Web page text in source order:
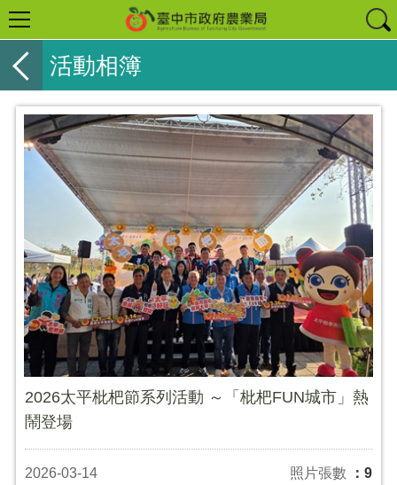
活動相簿
2026太平枇杷節系列活動 ～「枇杷FUN城市」熱
鬧登場
2026-03-14 照片張數 ：9